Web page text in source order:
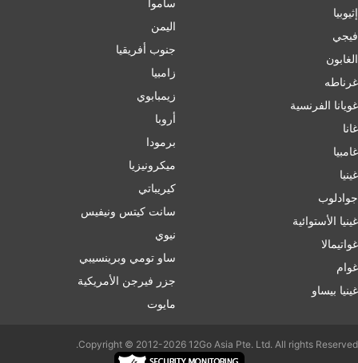
إثيوبيا
فيجي
الغابون
غرناطه
غويانا الفرنسية
غانا
غامبيا
غينيا
جوادلوب
غينيا الأستوائية
غواتيمالا
غوام
غينيا بيساو
ساموا
اليمن
جنوب أفريقيا
زامبيا
زيمبابوي
أروبا
برمودا
ميكرونيزيا
كيريباتي
سانت كيتس ونيفيس
نيوي
ساو تومي وبرينسيبي
جزر فيرجن الأمريكية
مايوت
Copyright © 2012-2026 12Go Asia Pte. Ltd. All rights Reserved.